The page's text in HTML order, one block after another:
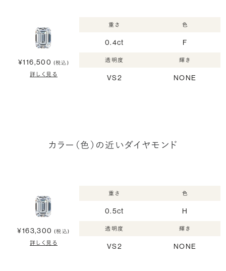
¥116,500 (税込)
詳しく見る
重さ
0.4ct
色
F
透明度
VS2
輝き
NONE
カラー（色）の近いダイヤモンド
¥163,300 (税込)
詳しく見る
重さ
0.5ct
色
H
透明度
VS2
輝き
NONE